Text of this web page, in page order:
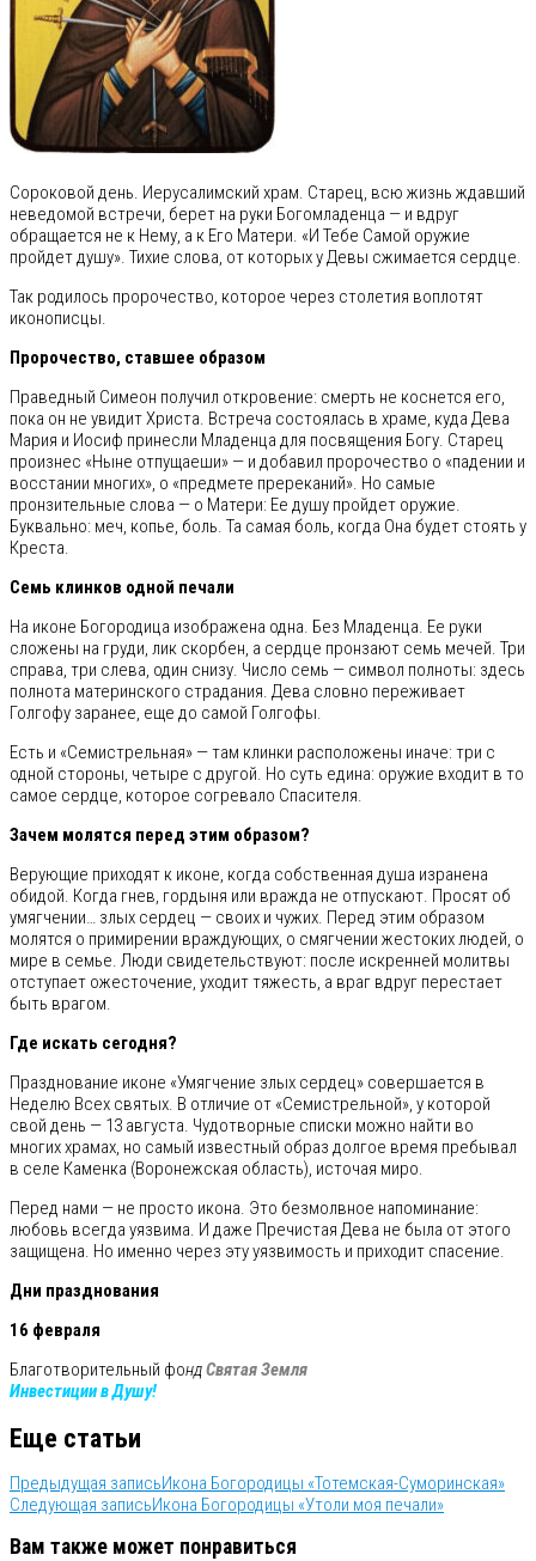
Сороковой день. Иерусалимский храм. Старец, всю жизнь ждавший
неведомой встречи, берет на руки Богомладенца — и вдруг
обращается не к Нему, а к Его Матери. «И Тебе Самой оружие
пройдет душу». Тихие слова, от которых у Девы сжимается сердце.
Так родилось пророчество, которое через столетия воплотят
иконописцы.
Пророчество, ставшее образом
Праведный Симеон получил откровение: смерть не коснется его,
пока он не увидит Христа. Встреча состоялась в храме, куда Дева
Мария и Иосиф принесли Младенца для посвящения Богу. Старец
произнес «Ныне отпущаеши» — и добавил пророчество о «падении и
восстании многих», о «предмете пререканий». Но самые
пронзительные слова — о Матери: Ее душу пройдет оружие.
Буквально: меч, копье, боль. Та самая боль, когда Она будет стоять у
Креста.
Семь клинков одной печали
На иконе Богородица изображена одна. Без Младенца. Ее руки
сложены на груди, лик скорбен, а сердце пронзают семь мечей. Три
справа, три слева, один снизу. Число семь — символ полноты: здесь
полнота материнского страдания. Дева словно переживает
Голгофу заранее, еще до самой Голгофы.
Есть и «Семистрельная» — там клинки расположены иначе: три с
одной стороны, четыре с другой. Но суть едина: оружие входит в то
самое сердце, которое согревало Спасителя.
Зачем молятся перед этим образом?
Верующие приходят к иконе, когда собственная душа изранена
обидой. Когда гнев, гордыня или вражда не отпускают. Просят об
умягчении… злых сердец — своих и чужих. Перед этим образом
молятся о примирении враждующих, о смягчении жестоких людей, о
мире в семье. Люди свидетельствуют: после искренней молитвы
отступает ожесточение, уходит тяжесть, а враг вдруг перестает
быть врагом.
Где искать сегодня?
Празднование иконе «Умягчение злых сердец» совершается в
Неделю Всех святых. В отличие от «Семистрельной», у которой
свой день — 13 августа. Чудотворные списки можно найти во
многих храмах, но самый известный образ долгое время пребывал
в селе Каменка (Воронежская область), источая миро.
Перед нами — не просто икона. Это безмолвное напоминание:
любовь всегда уязвима. И даже Пречистая Дева не была от этого
защищена. Но именно через эту уязвимость и приходит спасение.
Дни празднования
16 февраля
Благотворительный фондСвятая Земля
Инвестиции в Душу!
Еще статьи
Предыдущая записьИкона Богородицы «Тотемская-Суморинская»
Следующая записьИкона Богородицы «Утоли моя печали»
Вам также может понравиться